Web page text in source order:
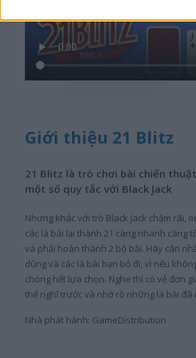
Giới thiệu 21 Blitz
21 Blitz là trò chơi bài chiến
một số quy tắc với Black Jack
Nhưng khác với trò Black Jack chậm rãi,
các lá bài lại thành 21 càng nhanh càng
và phải hoàn thành 2 bộ bài. Hãy cân
dùng và các lá bài bạn bỏ đi, vì nếu
chóng hết lựa chọn. Nghe thì có vẻ đơn
thể nghĩ trước và nhớ rõ những lá bài đã
Nhà phát hành: GameDistribution